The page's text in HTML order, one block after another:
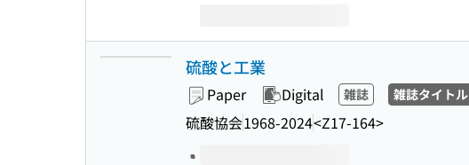
硫酸と工業
Paper Digital 雑誌 雑誌タイトル
硫酸協会1968-2024<Z17-164>
Volumes of this title